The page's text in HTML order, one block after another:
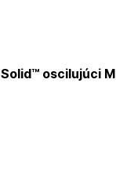
oscilujúci M |